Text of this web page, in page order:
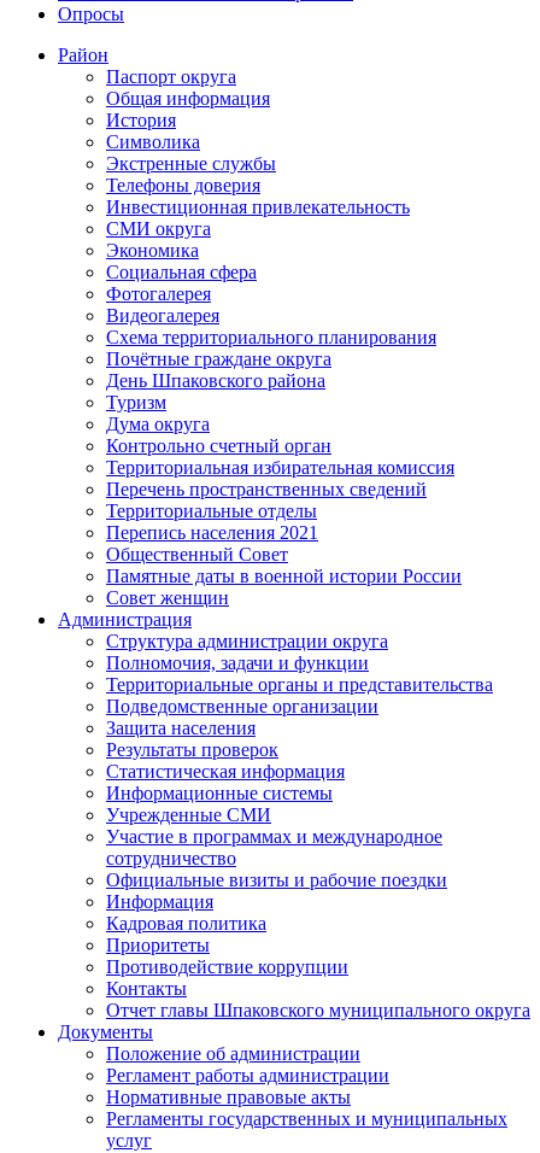
Опросы
Район
Паспорт округа
Общая информация
История
Символика
Экстренные службы
Телефоны доверия
Инвестиционная привлекательность
СМИ округа
Экономика
Социальная сфера
Фотогалерея
Видеогалерея
Схема территориального планирования
Почётные граждане округа
День Шпаковского района
Туризм
Дума округа
Контрольно счетный орган
Территориальная избирательная комиссия
Перечень пространственных сведений
Территориальные отделы
Перепись населения 2021
Общественный Совет
Памятные даты в военной истории России
Совет женщин
Администрация
Структура администрации округа
Полномочия, задачи и функции
Территориальные органы и представительства
Подведомственные организации
Защита населения
Результаты проверок
Статистическая информация
Информационные системы
Учрежденные СМИ
Участие в программах и международное
сотрудничество
Официальные визиты и рабочие поездки
Информация
Кадровая политика
Приоритеты
Противодействие коррупции
Контакты
Отчет главы Шпаковского муниципального округа
Документы
Положение об администрации
Регламент работы администрации
Нормативные правовые акты
Регламенты государственных и муниципальных
услуг